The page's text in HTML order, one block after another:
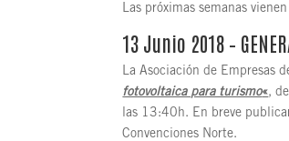
Las próximas semanas
13 Junio 2018 –
La Asociación de Empresas
fotovoltaica para turismo«,
las 13:40h. En breve
Convenciones Norte.